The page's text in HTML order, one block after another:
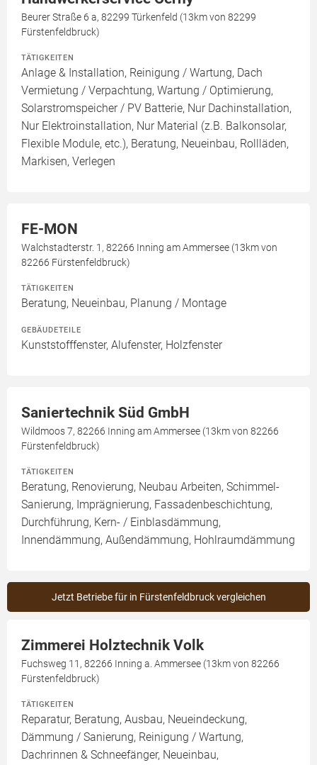
Beurer Straße 6 a, 82299 Türkenfeld (13km von 82299
Fürstenfeldbruck)
TÄTIGKEITEN
Anlage & Installation, Reinigung / Wartung, Dach
Vermietung / Verpachtung, Wartung / Optimierung,
Solarstromspeicher / PV Batterie, Nur Dachinstallation,
Nur Elektroinstallation, Nur Material (z.B. Balkonsolar,
Flexible Module, etc.), Beratung, Neueinbau, Rollläden,
Markisen, Verlegen
FE-MON
Walchstadterstr. 1, 82266 Inning am Ammersee (13km von
82266 Fürstenfeldbruck)
TÄTIGKEITEN
Beratung, Neueinbau, Planung / Montage
GEBÄUDETEILE
Kunststofffenster, Alufenster, Holzfenster
Saniertechnik Süd GmbH
Wildmoos 7, 82266 Inning am Ammersee (13km von 82266
Fürstenfeldbruck)
TÄTIGKEITEN
Beratung, Renovierung, Neubau Arbeiten, Schimmel-
Sanierung, Imprägnierung, Fassadenbeschichtung,
Durchführung, Kern- / Einblasdämmung,
Innendämmung, Außendämmung, Hohlraumdämmung
Jetzt Betriebe für in Fürstenfeldbruck vergleichen
Zimmerei Holztechnik Volk
Fuchsweg 11, 82266 Inning a. Ammersee (13km von 82266
Fürstenfeldbruck)
TÄTIGKEITEN
Reparatur, Beratung, Ausbau, Neueindeckung,
Dämmung / Sanierung, Reinigung / Wartung,
Dachrinnen & Schneefänger, Neueinbau,